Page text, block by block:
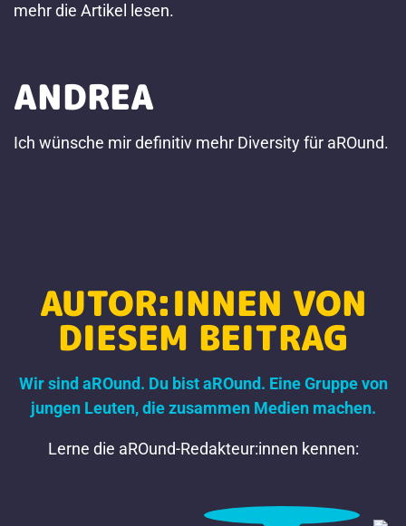
mehr die Artikel lesen.
ANDREA
Ich wünsche mir definitiv mehr Diversity für aROund.
AUTOR:INNEN VON
DIESEM BEITRAG
Wir sind aROund. Du bist aROund. Eine Gruppe von
jungen Leuten, die zusammen Medien machen.
Lerne die aROund-Redakteur:innen kennen: